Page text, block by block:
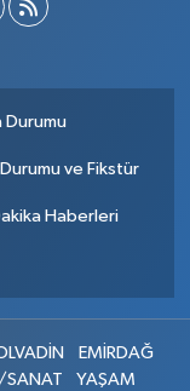
Durumu
ve Fikstür
Haberleri
EMİRDAĞ
SANAT
YAŞAM